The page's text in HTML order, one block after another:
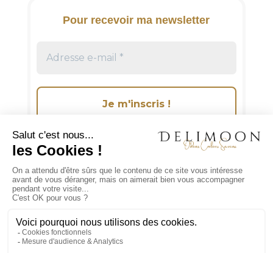
Pour recevoir ma newsletter